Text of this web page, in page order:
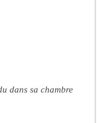
dans sa chambre